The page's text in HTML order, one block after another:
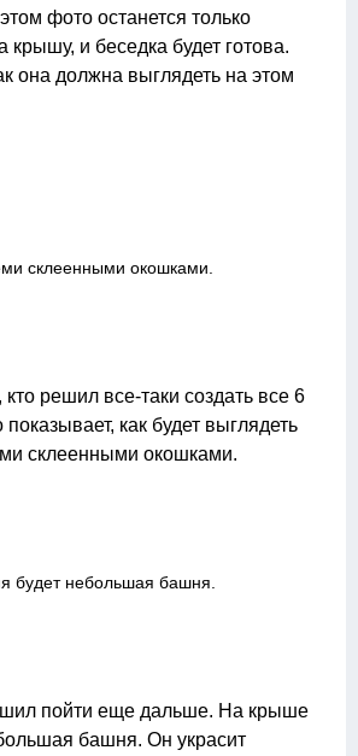
фото останется только
крышу, и беседка будет готова.
она должна выглядеть на этом
кто решил все-таки создать все 6
как будет выглядеть
склеенными окошками.
пойти еще дальше. На крыше
башня. Он украсит